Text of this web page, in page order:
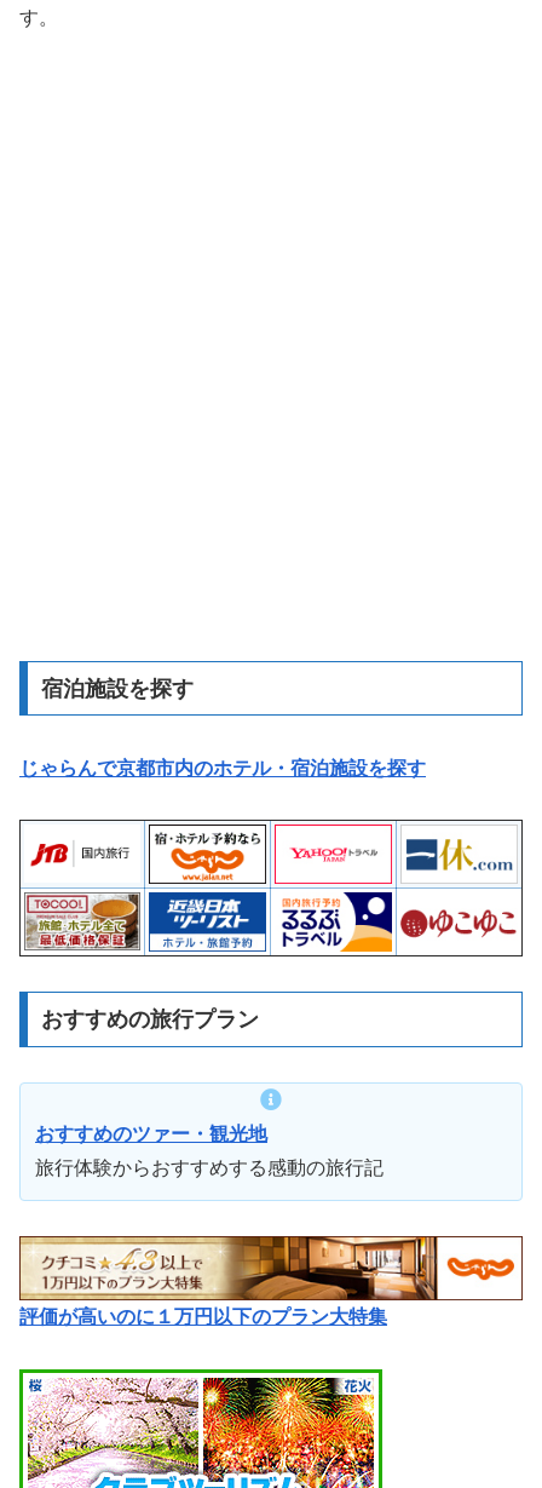
す。
宿泊施設を探す
じゃらんで京都市内のホテル・宿泊施設を探す
おすすめの旅行プラン
おすすめのツァー・観光地
旅行体験からおすすめする感動の旅行記
評価が高いのに１万円以下のプラン大特集